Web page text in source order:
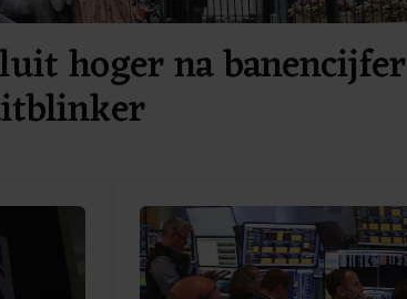
hoger na banencijfer